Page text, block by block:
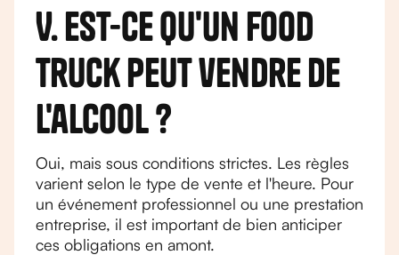
V. Est-ce qu'un food
truck peut vendre de
l'alcool ?
Oui, mais sous conditions strictes. Les règles
varient selon le type de vente et l'heure. Pour
un événement professionnel ou une prestation
entreprise, il est important de bien anticiper
ces obligations en amont.